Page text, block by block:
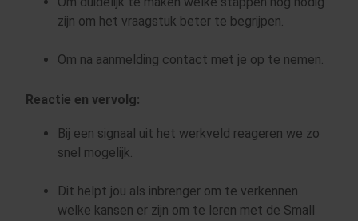
zijn om het vraagstuk beter te begrijpen.
Om na aanmelding contact met je op te nemen.
Reactie en vervolg:
Bij een signaal uit het werkveld reageren we zo
snel mogelijk.
Dit helpt jou als inbrenger om te verkennen
welke kansen er zijn om te leren met de Small